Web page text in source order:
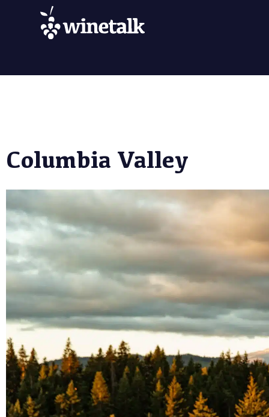
Columbia Valley